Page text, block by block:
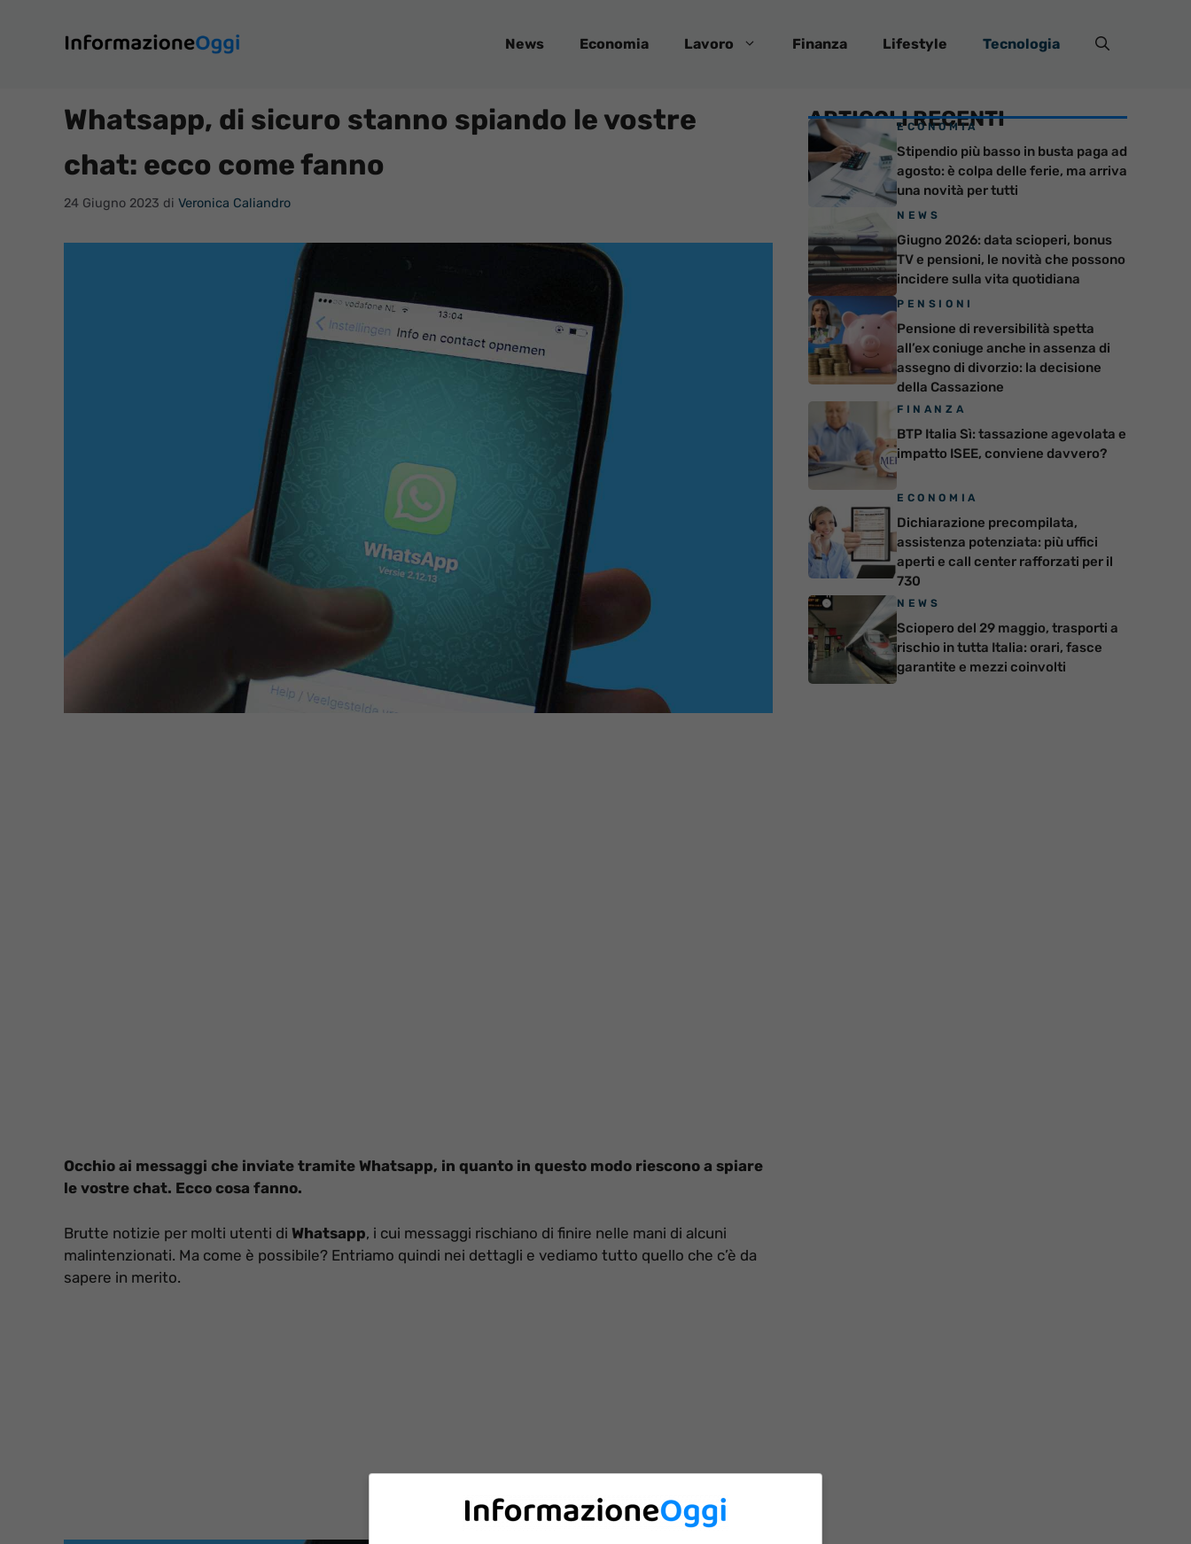
contenuto
News Economia Lavoro Finanza Lifestyle Tecnologia
Whatsapp, di sicuro stanno spiando le vostre
chat: ecco come fanno
24 Giugno 2023 di Veronica Caliandro
Occhio ai messaggi che inviate tramite Whatsapp, in quanto in questo modo riescono a spiare
le vostre chat. Ecco cosa fanno.
Brutte notizie per molti utenti di Whatsapp, i cui messaggi rischiano di finire nelle mani di alcuni
malintenzionati. Ma come è possibile? Entriamo quindi nei dettagli e vediamo tutto quello che c’è da
sapere in merito.
ARTICOLI RECENTI
ECONOMIA
Stipendio più basso in busta paga ad
agosto: è colpa delle ferie, ma arriva
una novità per tutti
NEWS
Giugno 2026: data scioperi, bonus
TV e pensioni, le novità che possono
incidere sulla vita quotidiana
PENSIONI
Pensione di reversibilità spetta
all’ex coniuge anche in assenza di
assegno di divorzio: la decisione
della Cassazione
FINANZA
BTP Italia Sì: tassazione agevolata e
impatto ISEE, conviene davvero?
ECONOMIA
Dichiarazione precompilata,
assistenza potenziata: più uffici
aperti e call center rafforzati per il
730
NEWS
Sciopero del 29 maggio, trasporti a
rischio in tutta Italia: orari, fasce
garantite e mezzi coinvolti